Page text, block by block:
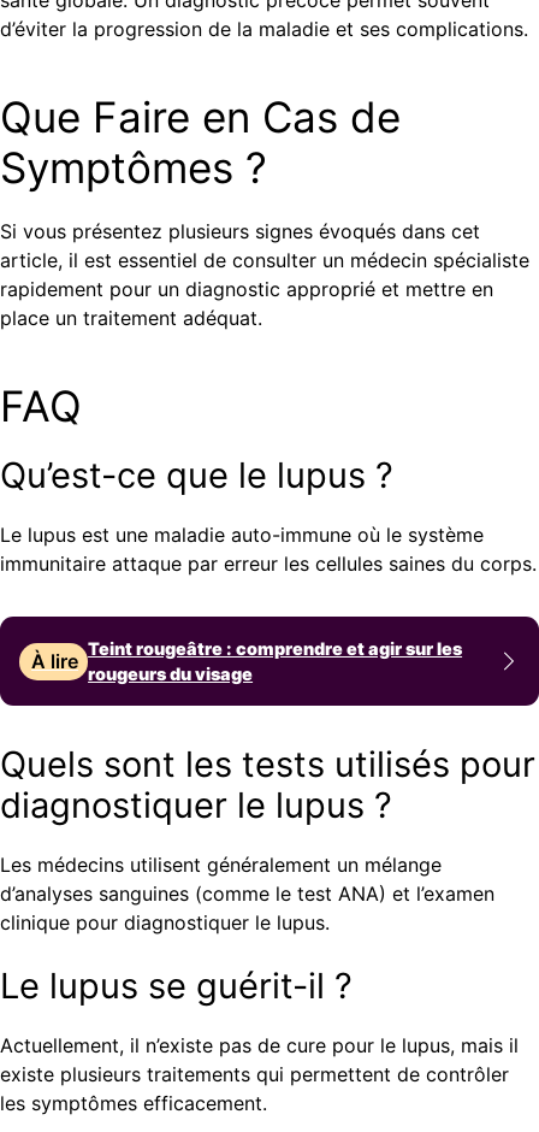
d’éviter la progression de la maladie et ses complications.
Que Faire en Cas de
Symptômes ?
Si vous présentez plusieurs signes évoqués dans cet
article, il est essentiel de consulter un médecin spécialiste
rapidement pour un diagnostic approprié et mettre en
place un traitement adéquat.
FAQ
Qu’est-ce que le lupus ?
Le lupus est une maladie auto-immune où le système
immunitaire attaque par erreur les cellules saines du corps.
À lire
Teint rougeâtre : comprendre et agir sur les
rougeurs du visage
Quels sont les tests utilisés pour
diagnostiquer le lupus ?
Les médecins utilisent généralement un mélange
d’analyses sanguines (comme le test ANA) et l’examen
clinique pour diagnostiquer le lupus.
Le lupus se guérit-il ?
Actuellement, il n’existe pas de cure pour le lupus, mais il
existe plusieurs traitements qui permettent de contrôler
les symptômes efficacement.